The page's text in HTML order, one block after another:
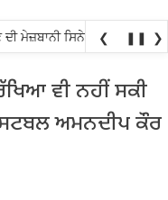
ਸਿਨੇਮਾ ਅਤੇ ਸੈਰ-ਸਪਾਟੇ
❮ ❚❚ ❯
ਵੀ ਨਹੀਂ ਸਕੀ
ਅਮਨਦੀਪ ਕੌਰ